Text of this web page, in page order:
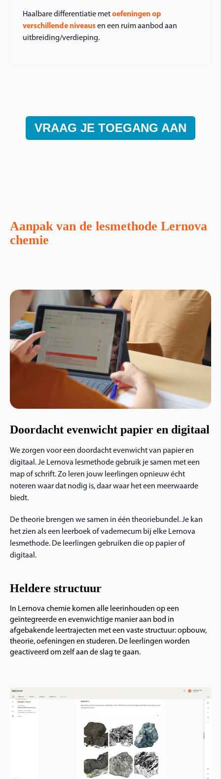
Haalbare differentiatie metoefeningen op
verschillende niveausen een ruim aanbod aan
uitbreiding/verdieping.
VRAAG JE TOEGANG AAN
Aanpak van de lesmethode Lernova
chemie
Doordacht evenwicht papier en digitaal
We zorgen voor een doordacht evenwicht van papier en
digitaal. Je Lernova lesmethode gebruik je samen met een
map of schrift. Zo leren jouw leerlingen opnieuw écht
noteren waar dat nodig is, daar waar het een meerwaarde
biedt.
De theorie brengen we samen in één theoriebundel. Je kan
het zien als een leerboek of vademecum bij elke Lernova
lesmethode. De leerlingen gebruiken die op papier of
digitaal.
Heldere structuur
In Lernova chemie komen alle leerinhouden op een
geïntegreerde en evenwichtige manier aan bod in
afgebakende leertrajecten met een vaste structuur: opbouw,
theorie, oefeningen en studeren. De leerlingen worden
geactiveerd om zelf aan de slag te gaan.